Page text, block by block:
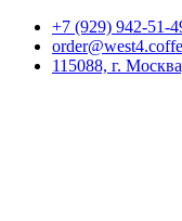
+7 (929) 942-51-
115088, г.